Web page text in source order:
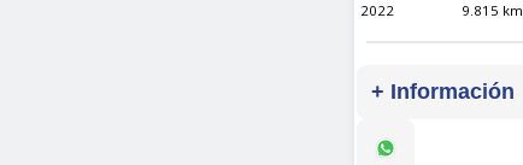
2022
9.815 km
+ Información